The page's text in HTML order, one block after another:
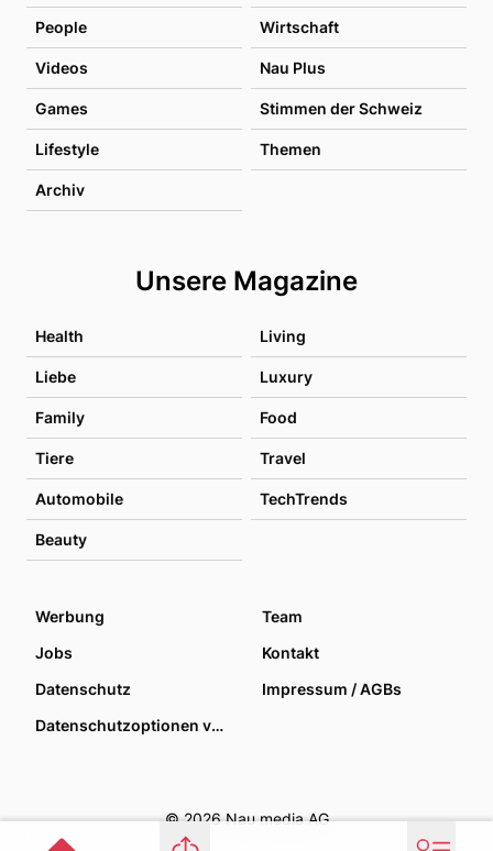
People Wirtschaft
Videos Nau Plus
Games Stimmen der Schweiz
Lifestyle Themen
Archiv
Unsere Magazine
Health Living
Liebe Luxury
Family Food
Tiere Travel
Automobile TechTrends
Beauty
Werbung
Team
Jobs
Kontakt
Datenschutz
Impressum / AGBs
Datenschutzoptionen verwalten
© 2026 Nau media AG